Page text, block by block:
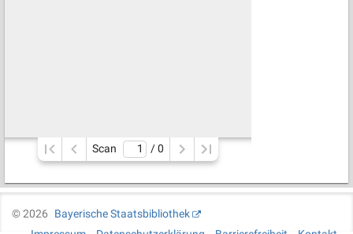
Scan / 0
©2026
Bayerische Staatsbibliothek